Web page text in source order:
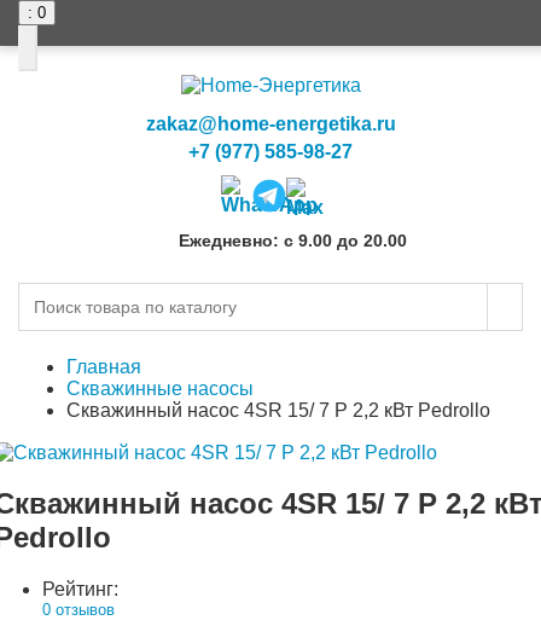
: 0
zakaz@home-energetika.ru
+7 (977) 585-98-27
Ежедневно: с 9.00 до 20.00
Главная
Скважинные насосы
Скважинный насос 4SR 15/ 7 P 2,2 кВт Pedrollo
насос 4SR 15/ 7 P 2,2
Рейтинг:
0 отзывов